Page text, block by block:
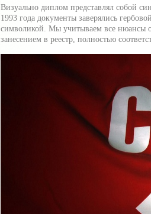
Визуально диплом представлял собой
1993 года документы заверялись
символикой. Мы учитываем все нюансы
занесением в реестр, полностью